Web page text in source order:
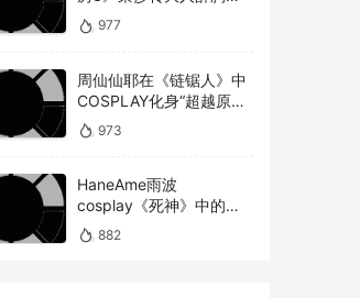
大腿对比以前超有感！
977
周仙仙耶在《链锯人》中
COSPLAY化身“超越原版”
的玛奇玛
973
HaneAme雨波
cosplay《死神》中的松
本乱菊
882